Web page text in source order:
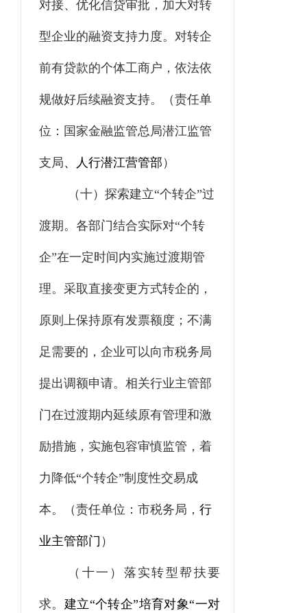
对接、优化信贷审批，加大对转
型企业的融资支持力度。对转企
前有贷款的个体工商户，依法依
规做好后续融资支持。 （责任单
位： 国家金融监管总局潜江监管
支局、人行潜江营管部 ）
（十）探索建立“个转企”过
渡期。 各部门结合实际对“个转
企”在一定时间内实施过渡期管
理。采取直接变更方式转企的，
原则上保持原有发票额度；不满
足需要的，企业可以向市税务局
提出调额申请。相关行业主管部
门在过渡期内延续原有管理和激
励措施，实施包容审慎监管，着
力降低“个转企”制度性交易成
本。 （责任单位：市税务局， 行
业主管部门 ）
（十一）落实转型帮扶要
求。 建立“个转企”培育对象“一对